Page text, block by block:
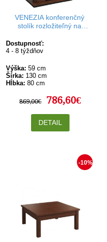
VENEZIA konferenčný
stolík rozložiteľný na
rozmere 130-218 x 80 cm
Dostupnosť:
4 - 8 týždňov
Výška: 59 cm
Šírka: 130 cm
Hĺbka: 80 cm
869,00€ 786,60€
DETAIL
-10%